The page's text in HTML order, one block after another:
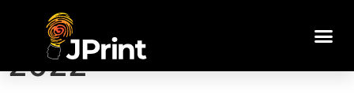
Dia: 12 de julho de
2022